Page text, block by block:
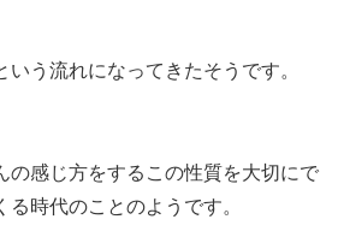
う流れになってきたそうです。
の感じ方をするこの性質を大切にで
時代のことのようです。